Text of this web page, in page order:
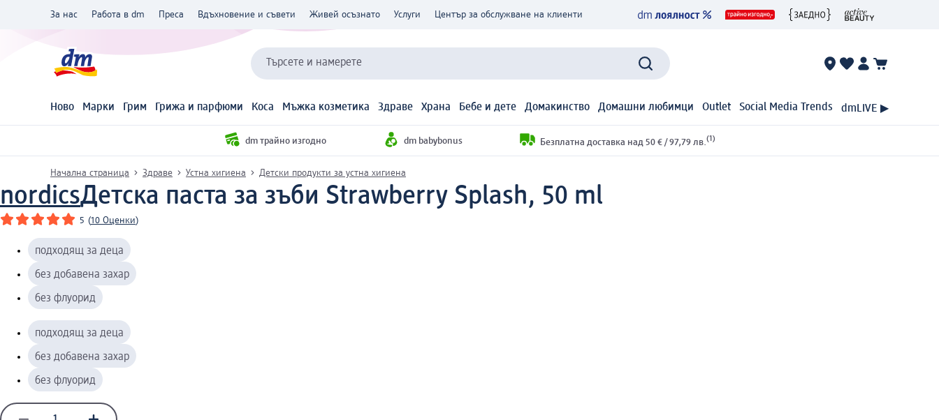
За нас Работа в dm Преса Вдъхновение и съвети Живей осъзнато Услуги Център за обслужване на клиенти
Търсете и намерете
Ново Марки Грим Грижа и парфюми Коса Мъжка козметика Здраве Храна Бебе и дете Домакинство Домашни любимци Outlet Social Media Trends dmLIVE ▶
dm трайно изгодно dm babybonus Безплатна доставка над 50 € / 97,79 лв. (1)
Начална страница Здраве Устна хигиена Детски продукти за устна хигиена
nordicsДетска паста за зъби Strawberry Splash, 50 ml
5 (10 Оценки)
подходящ за деца
без добавена захар
без флуорид
подходящ за деца
без добавена захар
без флуорид